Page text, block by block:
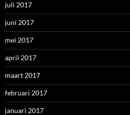
juli 2017
juni 2017
mei 2017
april 2017
maart 2017
februari 2017
januari 2017